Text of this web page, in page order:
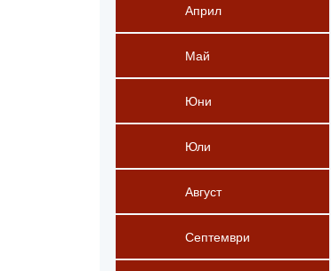
Април
Май
Юни
Юли
Август
Септември